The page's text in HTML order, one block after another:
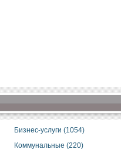
Бизнес-услуги (1054)
Коммунальные (220)